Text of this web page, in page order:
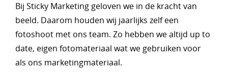
Bij Sticky Marketing geloven we in de kracht van
beeld. Daarom houden wij jaarlijks zelf een
fotoshoot met ons team. Zo hebben we altijd up to
date, eigen fotomateriaal wat we gebruiken voor
als ons marketingmateriaal.